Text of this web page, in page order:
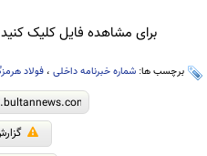
برای مشاهده فایل کلیک کنید
برچسب ها: شماره خبرنامه داخلی ، فولاد